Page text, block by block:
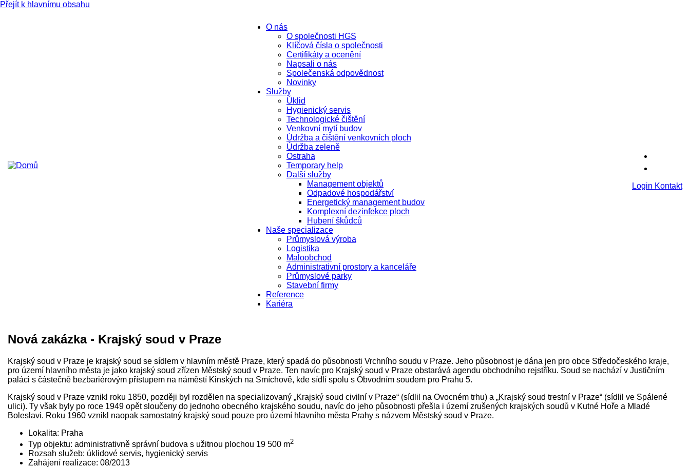
Přejít k hlavnímu obsahu
O nás
O společnosti HGS
Klíčová čísla o společnosti
Certifikáty a ocenění
Napsali o nás
Společenská odpovědnost
Novinky
Služby
Úklid
Hygienický servis
Technologické čištění
Venkovní mytí budov
Údržba a čištění venkovních ploch
Údržba zeleně
Ostraha
Temporary help
Další služby
Management objektů
Odpadové hospodářství
Energetický management budov
Komplexní dezinfekce ploch
Hubení škůdců
Naše specializace
Průmyslová výroba
Logistika
Maloobchod
Administrativní prostory a kanceláře
Průmyslové parky
Stavební firmy
Reference
Kariéra
Login Kontakt
Nová zakázka - Krajský soud v Praze
Krajský soud v Praze je krajský soud se sídlem v hlavním městě Praze, který spadá do působnosti Vrchního soudu v Praze. Jeho působnost je dána jen pro obce Středočeského kraje,
pro území hlavního města je jako krajský soud zřízen Městský soud v Praze. Ten navíc pro Krajský soud v Praze obstarává agendu obchodního rejstříku. Soud se nachází v Justičním
paláci s částečně bezbariérovým přístupem na náměstí Kinských na Smíchově, kde sídlí spolu s Obvodním soudem pro Prahu 5.
Krajský soud v Praze vznikl roku 1850, později byl rozdělen na specializovaný „Krajský soud civilní v Praze“ (sídlil na Ovocném trhu) a „Krajský soud trestní v Praze“ (sídlil ve Spálené
ulici). Ty však byly po roce 1949 opět sloučeny do jednoho obecného krajského soudu, navíc do jeho působnosti přešla i území zrušených krajských soudů v Kutné Hoře a Mladé
Boleslavi. Roku 1960 vznikl naopak samostatný krajský soud pouze pro území hlavního města Prahy s názvem Městský soud v Praze.
Lokalita: Praha
Typ objektu: administrativně správní budova s užitnou plochou 19 500 m2
Rozsah služeb: úklidové servis, hygienický servis
Zahájení realizace: 08/2013